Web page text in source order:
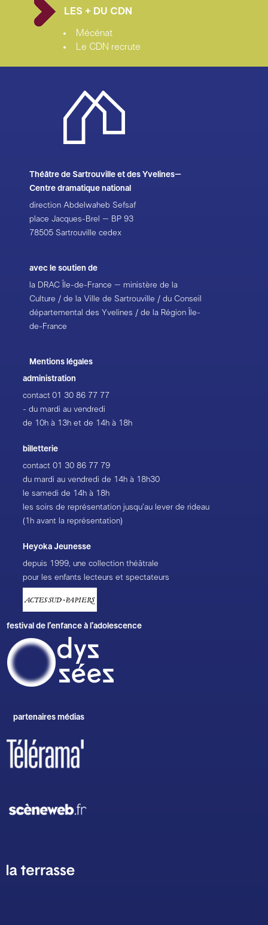
LES + DU CDN
Mécénat
Le CDN recrute
Théâtre de Sartrouville et des Yvelines–
Centre dramatique national
direction Abdelwaheb Sefsaf
place Jacques-Brel – BP 93
78505 Sartrouville cedex
avec le soutien de
la DRAC Île-de-France – ministère de la
Culture / de la Ville de Sartrouville / du Conseil
départemental des Yvelines / de la Région Île-
de-France
Mentions légales
administration
contact01 30 86 77 77
- du mardi au vendredi
de 10h à 13h et de 14h à 18h
billetterie
contact01 30 86 77 79
du mardi au vendredi de 14h à 18h30
le samedi de 14h à 18h
les soirs de représentation jusqu’au lever de rideau
(1h avant la représentation)
Heyoka Jeunesse
depuis 1999, une collection théâtrale
pour les enfants lecteurs et spectateurs
festival de l’enfance à l’adolescence
partenaires médias